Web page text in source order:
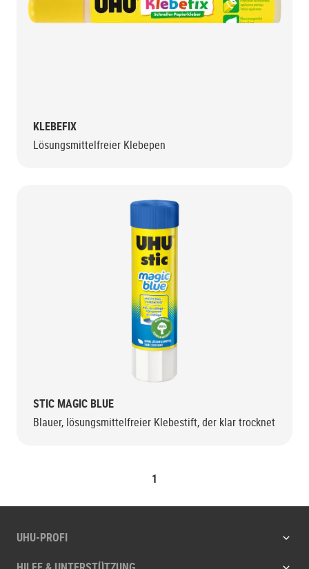
KLEBEFIX
Lösungsmittelfreier Klebepen
STIC MAGIC BLUE
Blauer, lösungsmittelfreier Klebestift, der klar trocknet
1
UHU-PROFI